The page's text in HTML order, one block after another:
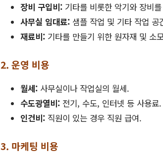
장비 구입비: 기타를 비롯한 악기와 장비
사무실 임대료: 샘플 작업 및 기타 작업 공
재료비: 기타를 만들기 위한 원자재 및 소
2. 운영 비용
월세: 사무실이나 작업실의 월세.
수도광열비: 전기, 수도, 인터넷 등 사용료.
인건비: 직원이 있는 경우 직원 급여.
3. 마케팅 비용